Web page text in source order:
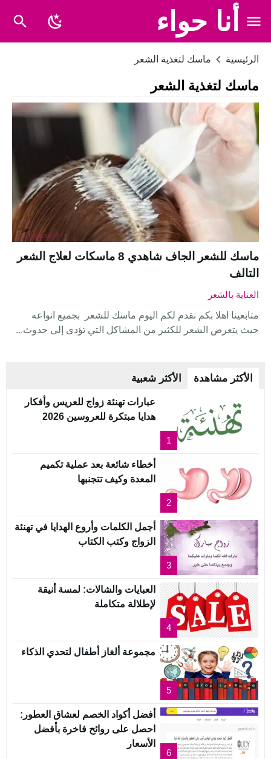
أنا حواء
الرئيسية ماسك لتغذية الشعر
ماسك لتغذية الشعر
ماسك للشعر الجاف شاهدي 8 ماسكات لعلاج الشعر
التالف
العناية بالشعر
متابعينا اهلا بكم نقدم لكم اليوم ماسك للشعر بجميع انواعه
حيث يتعرض الشعر للكثير من المشاكل التي تؤدى إلى حدوث...
الأكثر مشاهدة الأكثر شعبية
1
عبارات تهنئة زواج للعريس وأفكار
هدايا مبتكرة للعروسين 2026
2
أخطاء شائعة بعد عملية تكميم
المعدة وكيف تتجنبها
3
أجمل الكلمات وأروع الهدايا في تهنئة
الزواج وكتب الكتاب
4
العبايات والشالات: لمسة أنيقة
لإطلالة متكاملة
5
مجموعة ألغاز أطفال لتحدي الذكاء
6
أفضل أكواد الخصم لعشاق العطور:
احصل على روائح فاخرة بأفضل
الأسعار